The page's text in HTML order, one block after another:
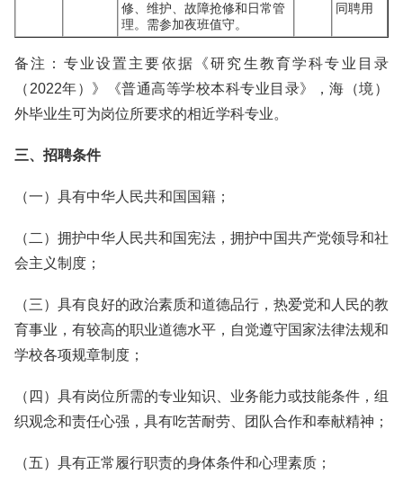
修、维护、故障抢修和日常管
理。需参加夜班值守。
同聘用
备注：专业设置主要依据《研究生教育学科专业目录
（2022年）》《普通高等学校本科专业目录》，海（境）
外毕业生可为岗位所要求的相近学科专业。
三、招聘条件
（一）具有中华人民共和国国籍；
（二）拥护中华人民共和国宪法，拥护中国共产党领导和社
会主义制度；
（三）具有良好的政治素质和道德品行，热爱党和人民的教
育事业，有较高的职业道德水平，自觉遵守国家法律法规和
学校各项规章制度；
（四）具有岗位所需的专业知识、业务能力或技能条件，组
织观念和责任心强，具有吃苦耐劳、团队合作和奉献精神；
（五）具有正常履行职责的身体条件和心理素质；